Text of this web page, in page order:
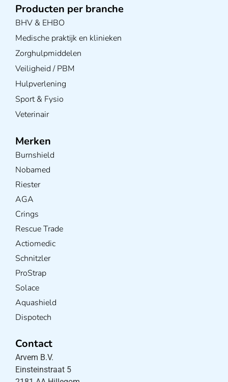
Producten per branche
BHV & EHBO
Medische praktijk en klinieken
Zorghulpmiddelen
Veiligheid / PBM
Hulpverlening
Sport & Fysio
Veterinair
Merken
Burnshield
Nobamed
Riester
AGA
Crings
Rescue Trade
Actiomedic
Schnitzler
ProStrap
Solace
Aquashield
Dispotech
Contact
Arvem B.V.
Einsteinstraat 5